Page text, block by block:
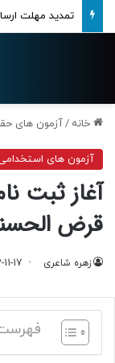
تمدید مهلت ارسال
خانه /آزمون های
آزمون های
آغاز ثبت
قرض الحسنه
زهره شاعری 11-17